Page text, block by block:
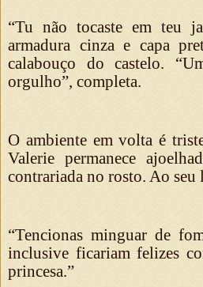
“Tu não tocaste em teu
armadura cinza e capa
calabouço do castelo.
orgulho”, completa.
O ambiente em volta é
Valerie permanece
contrariada no rosto. Ao
“Tencionas minguar de
inclusive ficariam felizes
princesa.”